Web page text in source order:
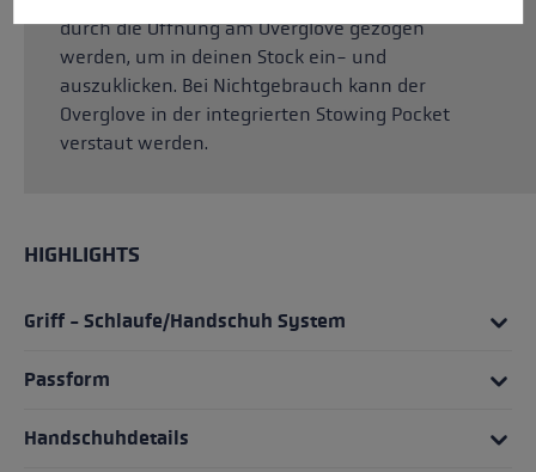
durch die Öffnung am Overglove gezogen
werden, um in deinen Stock ein- und
auszuklicken. Bei Nichtgebrauch kann der
Overglove in der integrierten Stowing Pocket
verstaut werden.
HIGHLIGHTS
Griff - Schlaufe/Handschuh System
Passform
Handschuhdetails